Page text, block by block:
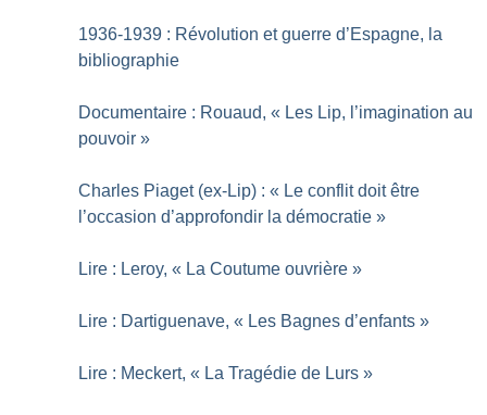
1936-1939 : Révolution et guerre d’Espagne, la
bibliographie
Documentaire : Rouaud, « Les Lip, l’imagination au
pouvoir »
Charles Piaget (ex-Lip) : « Le conflit doit être
l’occasion d’approfondir la démocratie »
Lire : Leroy, « La Coutume ouvrière »
Lire : Dartiguenave, « Les Bagnes d’enfants »
Lire : Meckert, « La Tragédie de Lurs »